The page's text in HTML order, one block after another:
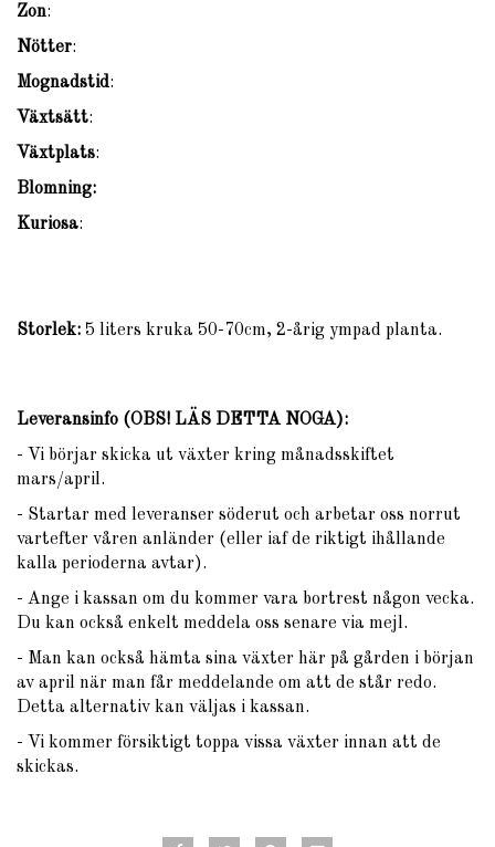
Zon:
Nötter:
Mognadstid:
Växtsätt:
Växtplats:
Blomning:
Kuriosa:
Storlek: 5 liters kruka 50-70cm, 2-årig ympad planta.
Leveransinfo (OBS! LÄS DETTA NOGA):
- Vi börjar skicka ut växter kring månadsskiftet
mars/april.
- Startar med leveranser söderut och arbetar oss norrut
vartefter våren anländer (eller iaf de riktigt ihållande
kalla perioderna avtar).
- Ange i kassan om du kommer vara bortrest någon vecka.
Du kan också enkelt meddela oss senare via mejl.
- Man kan också hämta sina växter här på gården i början
av april när man får meddelande om att de står redo.
Detta alternativ kan väljas i kassan.
- Vi kommer försiktigt toppa vissa växter innan att de
skickas.